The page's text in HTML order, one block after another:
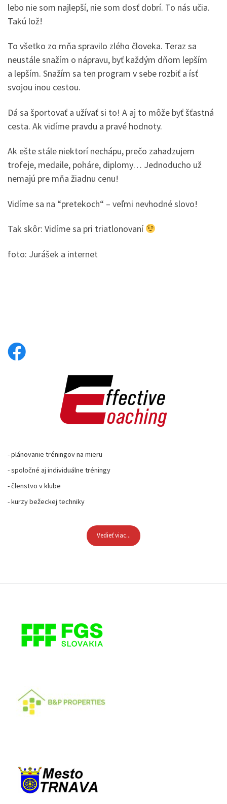
lebo nie som najlepší, nie som dosť dobrí. To nás učia.
Takú lož!
To všetko zo mňa spravilo zlého človeka. Teraz sa
neustále snažím o nápravu, byť každým dňom lepším
a lepším. Snažím sa ten program v sebe rozbiť a ísť
svojou inou cestou.
Dá sa športovať a užívať si to! A aj to môže byť šťastná
cesta. Ak vidíme pravdu a pravé hodnoty.
Ak ešte stále niektorí nechápu, prečo zahadzujem
trofeje, medaile, poháre, diplomy… Jednoducho už
nemajú pre mňa žiadnu cenu!
Vidíme sa na “pretekoch“ – veľmi nevhodné slovo!
Tak skôr: Vidíme sa pri triatlonovaní
foto: Jurášek a internet
- plánovanie tréningov na mieru
- spoločné aj individuálne tréningy
- členstvo v klube
- kurzy bežeckej techniky
Vedieť viac...